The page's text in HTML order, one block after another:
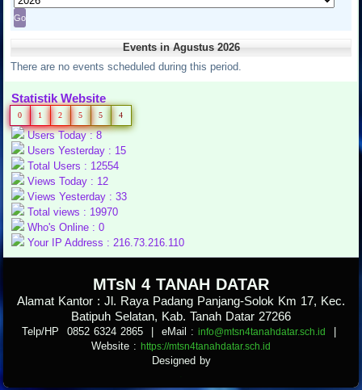
Events in Agustus 2026
There are no events scheduled during this period.
Statistik Website
0 1 2 5 5 4
Users Today : 8
Users Yesterday : 15
Total Users : 12554
Views Today : 12
Views Yesterday : 33
Total views : 19970
Who's Online : 0
Your IP Address : 216.73.216.110
MTsN 4 TANAH DATAR
Alamat Kantor : Jl. Raya Padang Panjang-Solok Km 17, Kec.
Batipuh Selatan, Kab. Tanah Datar 27266
Telp/HP 0852 6324 2865 | eMail : info@mtsn4tanahdatar.sch.id
Website : https://mtsn4tanahdatar.sch.id
Designed by